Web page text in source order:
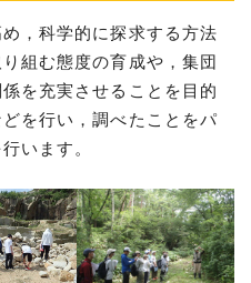
，科学的に探求する方法
組む態度の育成や，集団
を充実させることを目的
を行い，調べたことをパ
います。